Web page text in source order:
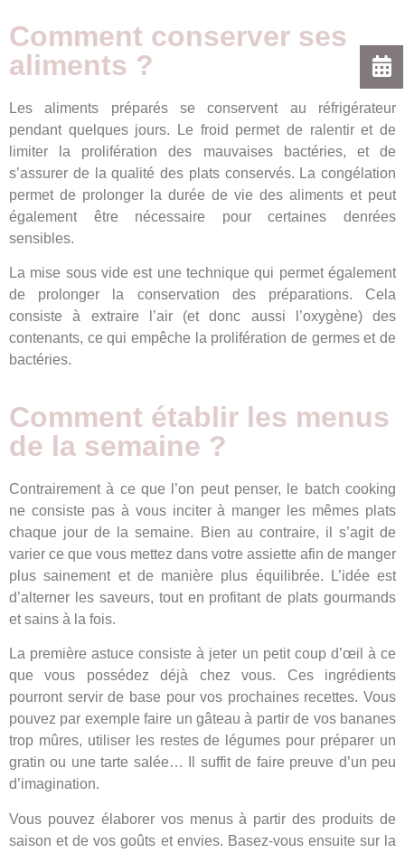
Comment conserver ses
aliments ?
Les aliments préparés se conservent au réfrigérateur
pendant quelques jours. Le froid permet de ralentir et de
limiter la prolifération des mauvaises bactéries, et de
s’assurer de la qualité des plats conservés. La congélation
permet de prolonger la durée de vie des aliments et peut
également être nécessaire pour certaines denrées
sensibles.
La mise sous vide est une technique qui permet également
de prolonger la conservation des préparations. Cela
consiste à extraire l’air (et donc aussi l’oxygène) des
contenants, ce qui empêche la prolifération de germes et de
bactéries.
Comment établir les menus
de la semaine ?
Contrairement à ce que l’on peut penser, le batch cooking
ne consiste pas à vous inciter à manger les mêmes plats
chaque jour de la semaine. Bien au contraire, il s’agit de
varier ce que vous mettez dans votre assiette afin de manger
plus sainement et de manière plus équilibrée. L’idée est
d’alterner les saveurs, tout en profitant de plats gourmands
et sains à la fois.
La première astuce consiste à jeter un petit coup d’œil à ce
que vous possédez déjà chez vous. Ces ingrédients
pourront servir de base pour vos prochaines recettes. Vous
pouvez par exemple faire un gâteau à partir de vos bananes
trop mûres, utiliser les restes de légumes pour préparer un
gratin ou une tarte salée… Il suffit de faire preuve d’un peu
d’imagination.
Vous pouvez élaborer vos menus à partir des produits de
saison et de vos goûts et envies. Basez-vous ensuite sur la